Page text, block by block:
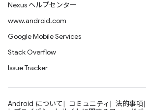
Nexus ヘルプセンター
www.android.com
Google Mobile Services
Stack Overflow
Issue Tracker
Android について コミュニティ 法的事項